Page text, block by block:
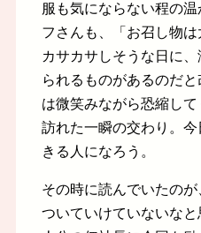
服も気にならない程の
フさんも、「お召し物
カサカサしそうな日に
られるものがあるのだ
は微笑みながら恐縮し
訪れた一瞬の交わり。
きる人になろう。
その時に読んでいたの
ついていけていないな